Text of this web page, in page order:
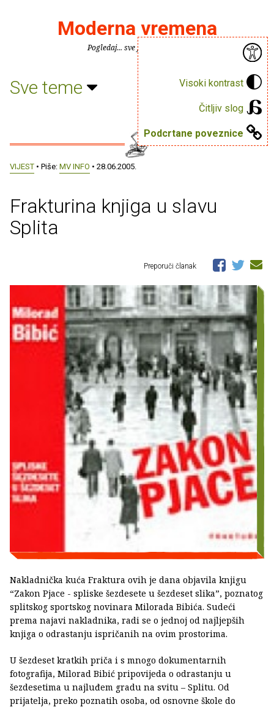
Visoki kontrast
Čitljiv slog
Podcrtane poveznice
Moderna vremena
Pogledaj... sve je puno knjiga.
Sve teme
VIJEST • Piše: MV INFO • 28.06.2005.
Frakturina knjiga u slavu
Splita
Preporuči članak
Nakladnička kuća Fraktura ovih je dana objavila knjigu
“Zakon Pjace - spliske šezdesete u šezdeset slika”, poznatog
splitskog sportskog novinara Milorada Bibića. Sudeći
prema najavi nakladnika, radi se o jednoj od najljepših
knjiga o odrastanju ispričanih na ovim prostorima.
U šezdeset kratkih priča i s mnogo dokumentarnih
fotografija, Milorad Bibić pripovijeda o odrastanju u
šezdesetima u najluđem gradu na svitu – Splitu. Od
prijatelja, preko poznatih osoba, od osnovne škole do